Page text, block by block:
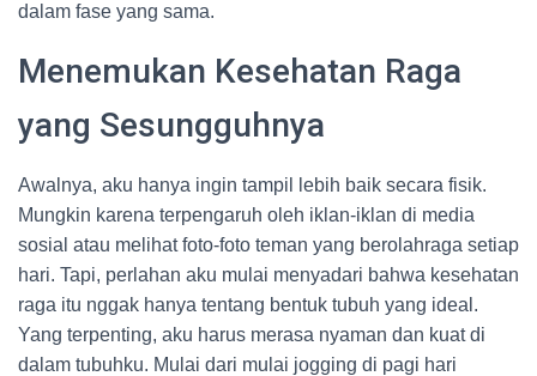
dalam fase yang sama.
Menemukan Kesehatan Raga
yang Sesungguhnya
Awalnya, aku hanya ingin tampil lebih baik secara fisik.
Mungkin karena terpengaruh oleh iklan-iklan di media
sosial atau melihat foto-foto teman yang berolahraga setiap
hari. Tapi, perlahan aku mulai menyadari bahwa kesehatan
raga itu nggak hanya tentang bentuk tubuh yang ideal.
Yang terpenting, aku harus merasa nyaman dan kuat di
dalam tubuhku. Mulai dari mulai jogging di pagi hari